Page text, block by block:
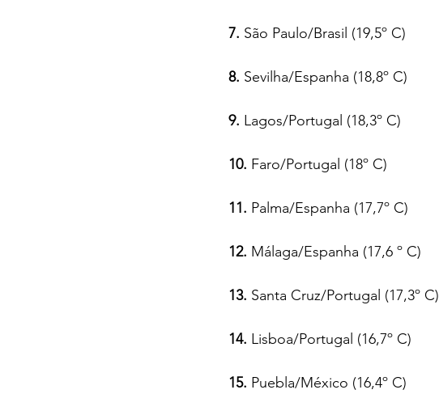
7. São Paulo/Brasil (19,5º C)
8. Sevilha/Espanha (18,8º C)
9. Lagos/Portugal (18,3º C)
10. Faro/Portugal (18º C)
11. Palma/Espanha (17,7º C)
12. Málaga/Espanha (17,6 º C)
13. Santa Cruz/Portugal (17,3º C)
14. Lisboa/Portugal (16,7º C)
15. Puebla/México (16,4º C)